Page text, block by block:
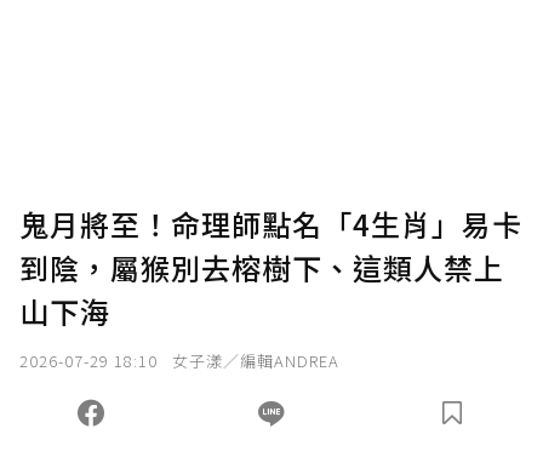
確認送出
您當前剩餘 U 利點數：0點；前往 購買點數
鬼月將至！命理師點名「4生肖」易卡
到陰，屬猴別去榕樹下、這類人禁上
山下海
2026-07-29 18:10 女子漾／編輯ANDREA